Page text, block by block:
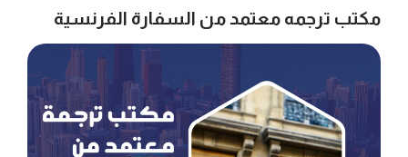
مكتب ترجمه معتمد من السفارة الفرنسية